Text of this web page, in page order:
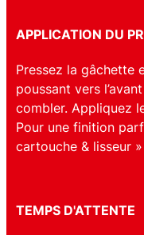
APPLICATION DU
Pressez la gâchette
poussant vers
combler. Appliquez
Pour une finition
cartouche & lisseur »
TEMPS D'ATTENTE